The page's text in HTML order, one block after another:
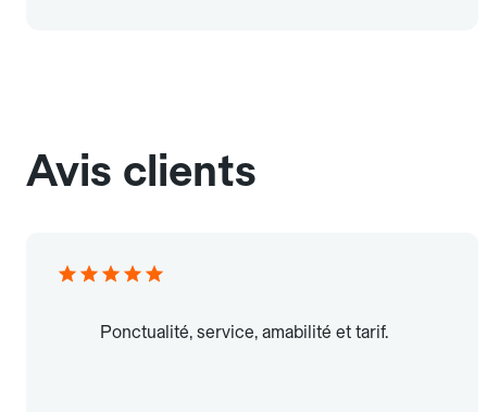
Avis clients
Ponctualité, service, amabilité et tarif.